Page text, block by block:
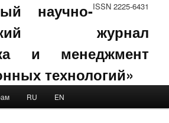
ISSN 2225-6431
научно-
журнал
и менеджмент
технологий»
RU EN